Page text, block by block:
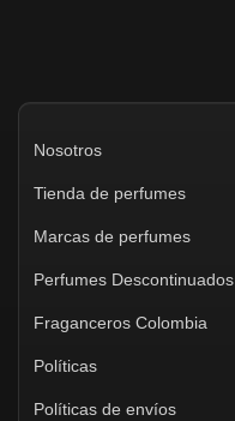
Nosotros
Tienda de perfumes
Marcas de perfumes
Perfumes Descontinuados
Fraganceros Colombia
Políticas
Políticas de envíos